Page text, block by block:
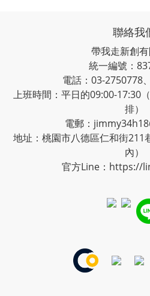
聯絡我
帶我走新創
統一編號：
電話：03-2750778
上班時間：平日的09:00-17:30
排）
電郵：
地址：桃園市八德區仁和街211
內）
官方Line： https://